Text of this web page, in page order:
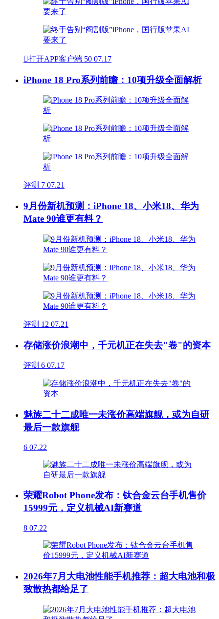
打开APP客户端 50 07.17
iPhone 18 Pro系列前瞻：10项升级全面解析
评测 7 07.21
9月份新机预测：iPhone 18、小米18、华为
Mate 90谁更有料？
评测 12 07.21
存储涨价浪潮中，千元机正在失去"卷"的资本
评测 6 07.17
魅族二十二成唯一未涨价高端旗舰，或为自研
最后一款旗舰
6 07.22
荣耀Robot Phone发布：钛合金云台手机售价
15999元，定义机械AI新赛道
8 07.22
2026年7月大电池性能手机推荐：超大电池和极
致散热都给足了